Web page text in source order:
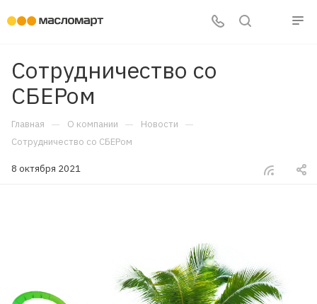
Сотрудничество со
СБЕРом
Главная — О компании — Новости —
Сотрудничество со СБЕРом
8 октября 2021